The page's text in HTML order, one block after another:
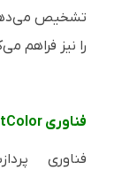
تشخیص
را نیز فراهم
فناوری
فناوری